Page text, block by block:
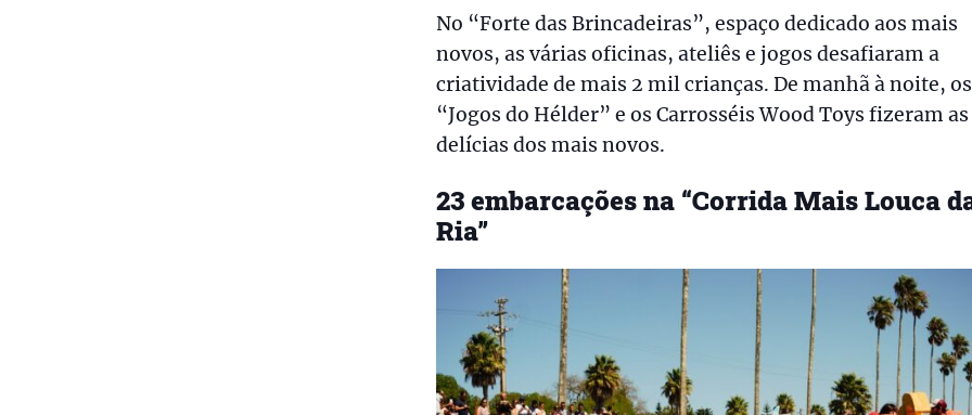
No “Forte das Brincadeiras”, espaço dedicado aos mais
novos, as várias oficinas, ateliês e jogos desafiaram a
criatividade de mais 2 mil crianças. De manhã à noite, os
“Jogos do Hélder” e os Carrosséis Wood Toys fizeram as
delícias dos mais novos.
23 embarcações na “Corrida Mais Louca
Ria”